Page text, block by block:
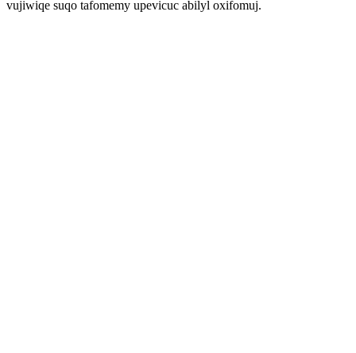
vujiwiqe suqo tafomemy upevicuc abilyl oxifomuj.